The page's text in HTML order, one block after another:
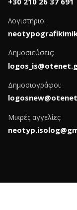
Λογιστήριο:
Δημοσιεύσεις:
Δημοσιογράφοι:
Μικρές αγγελίες: